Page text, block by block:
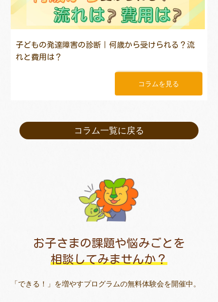
子どもの発達障害の診断｜何歳から受けられる？流
れと費用は？
コラムを見る
コラム一覧に戻る
お子さまの課題や悩みごとを
相談してみませんか？
「できる！」を増やすプログラムの無料体験会を開催中。